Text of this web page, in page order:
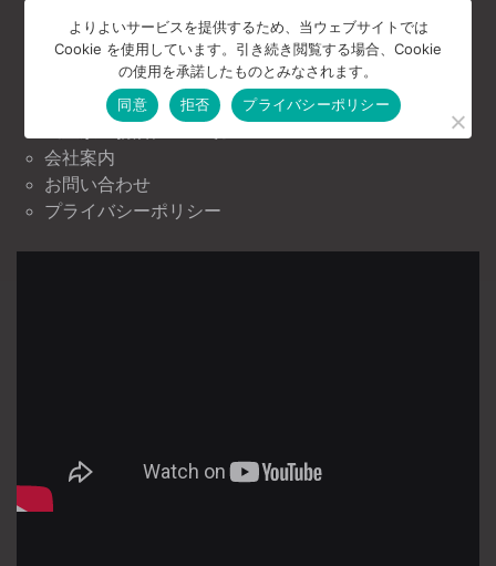
《豊泉工務店の情報》
ニュース＆トピックス
イベント情報
会社案内
お問い合わせ
プライバシーポリシー
よりよいサービスを提供するため、当ウェブサイトでは
Cookie を使用しています。引き続き閲覧する場合、Cookie
の使用を承諾したものとみなされます。
同意
拒否 プライバシーポリシー